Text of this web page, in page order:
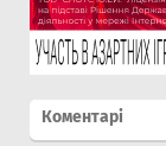
Коментарі